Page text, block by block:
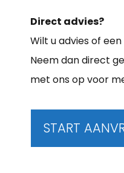
Direct advies?
Wilt u advies of
Neem dan direct
met ons op voor
START